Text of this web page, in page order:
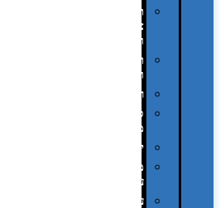
תיקי
ומכתביות
תערוכות
וכנסים
רמקולים
סוכריות
ממותגות
יודאיקה
מארזי
עטים
עטי